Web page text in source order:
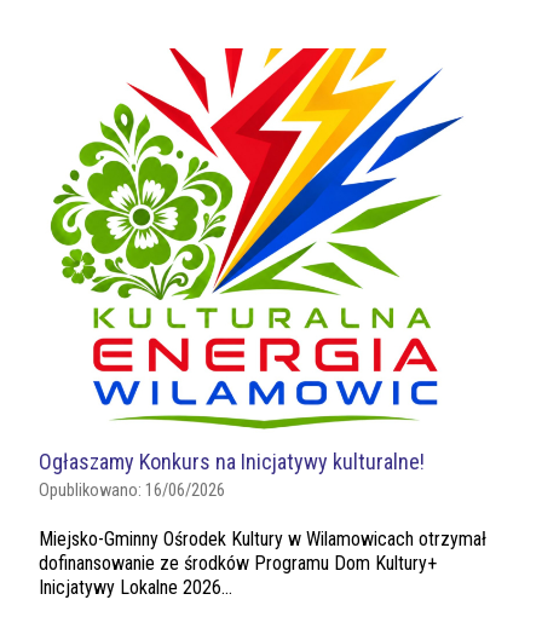
Ogłaszamy Konkurs na Inicjatywy kulturalne!
Opublikowano: 16/06/2026
Miejsko-Gminny Ośrodek Kultury w Wilamowicach otrzymał
dofinansowanie ze środków Programu Dom Kultury+
Inicjatywy Lokalne 2026...